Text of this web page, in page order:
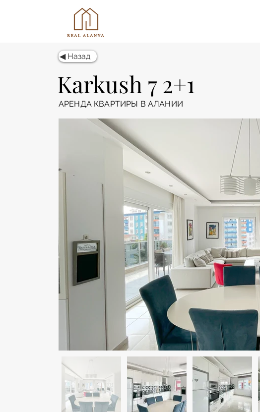
АРЕНДА КВАРТИРЫ В АЛАНИИ
Karkush 7 2+1
◀ Назад